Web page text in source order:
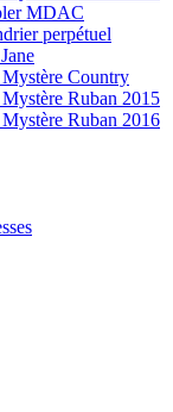
MDAC
perpétuel
Country
Ruban 2015
Ruban 2016